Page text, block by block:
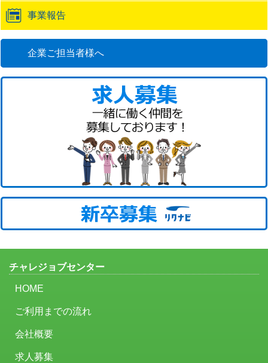
事業報告
企業ご担当者様へ
チャレジョブセンター
HOME
ご利用までの流れ
会社概要
求人募集